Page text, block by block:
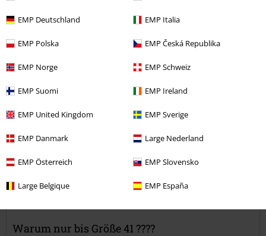
EMP Deutschland EMP Italia
EMP Polska EMP Česká Republika
EMP Norge EMP Schweiz
EMP Suomi EMP Ireland
EMP United Kingdom EMP Sverige
EMP Danmark Large Nederland
EMP Österreich EMP Slovensko
Large Belgique EMP España
Verifizierte Rezension
War diese Bewertung hilfreich für dich?
Kommentieren
Warum nur bis Größe 41 ????